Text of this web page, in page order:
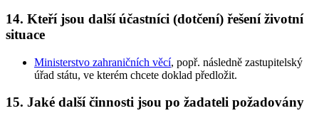
14. Kteří jsou další účastníci (dotčení) řešení životní
situace
Ministerstvo zahraničních věcí, popř. následně zastupitelský
úřad státu, ve kterém chcete doklad předložit.
15. Jaké další činnosti jsou po žadateli požadovány